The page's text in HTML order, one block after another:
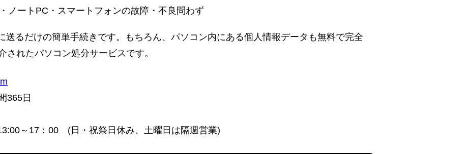
ノートPC・スマートフォンの故障・不良問わず
送るだけの簡単手続きです。もちろん、パソコン内にある個人情報データも無料で完全
されたパソコン処分サービスです。
365日
～17：00 (日・祝祭日休み、土曜日は隔週営業)